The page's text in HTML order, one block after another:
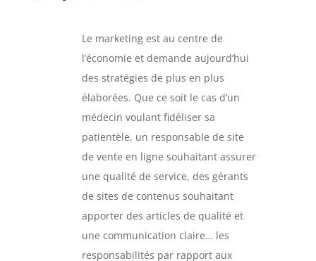
Le marketing est au centre de
l’économie et demande aujourd’hui
des stratégies de plus en plus
élaborées. Que ce soit le cas d’un
médecin voulant fidéliser sa
patientèle, un responsable de site
de vente en ligne souhaitant assurer
une qualité de service, des gérants
de sites de contenus souhaitant
apporter des articles de qualité et
une communication claire… les
responsabilités par rapport aux